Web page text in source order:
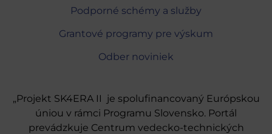
Podporné schémy a služby
Grantové programy pre výskum
Odber noviniek
„Projekt SK4ERA II je spolufinancovaný Európskou
úniou v rámci Programu Slovensko. Portál
prevádzkuje Centrum vedecko-technických